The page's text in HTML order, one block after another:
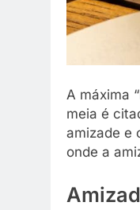
A máxima
meia é
amizade e
onde a